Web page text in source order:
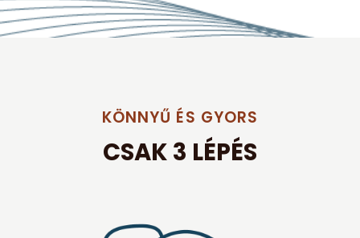
KÖNNYŰ ÉS GYORS
CSAK 3 LÉPÉS